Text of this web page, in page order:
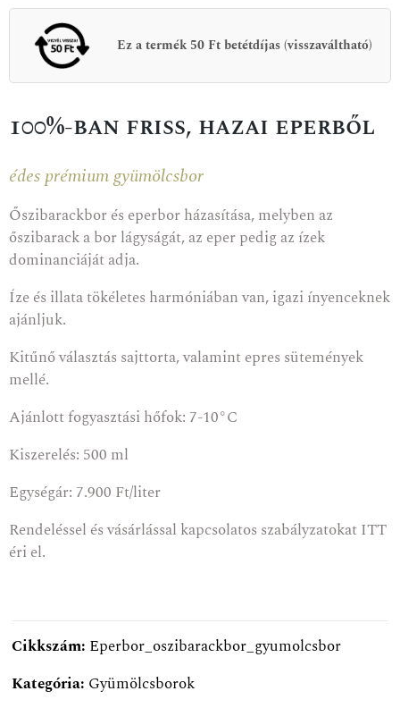
Ez a termék 50 Ft betétdíjas (visszaváltható)
100%-ban friss, hazai eperből
édes prémium gyümölcsbor
Őszibarackbor és eperbor házasítása, melyben az
őszibarack a bor lágyságát, az eper pedig az ízek
dominanciáját adja.
Íze és illata tökéletes harmóniában van, igazi ínyenceknek
ajánljuk.
Kitűnő választás sajttorta, valamint epres sütemények
mellé.
Ajánlott fogyasztási hőfok: 7-10°C
Kiszerelés: 500 ml
Egységár: 7.900 Ft/liter
Rendeléssel és vásárlással kapcsolatos szabályzatokatITT
éri el.
Cikkszám: Eperbor_oszibarackbor_gyumolcsbor
Kategória: Gyümölcsborok